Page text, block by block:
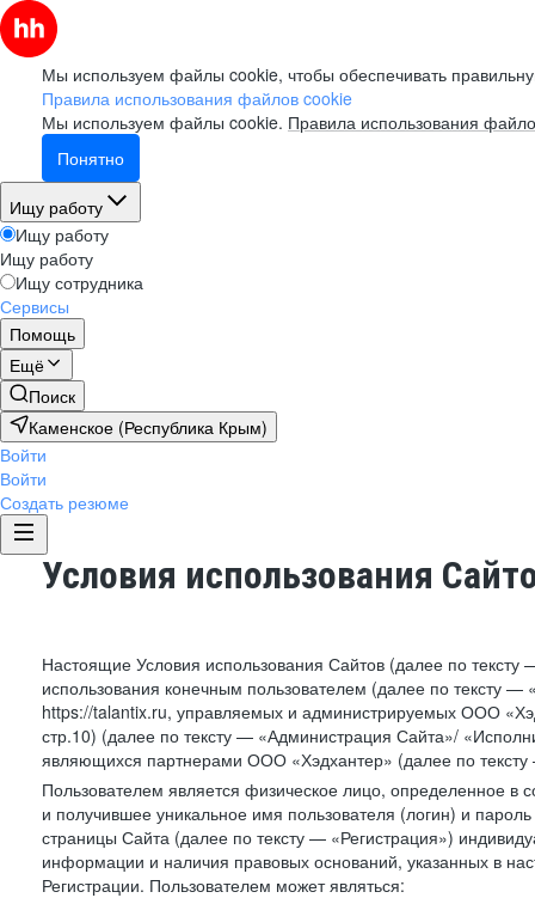
Мы используем файлы cookie, чтобы обеспечивать
Правила использования файлов cookie
Мы используем файлы cookie. Правила использования
Понятно
Ищу работу
Ищу работу
Ищу работу
Ищу сотрудника
Сервисы
Помощь
Ещё
Поиск
Каменское (Республика Крым)
Войти
Войти
Создать резюме
Условия использования
Настоящие Условия использования Сайтов (далее по
использования конечным пользователем (далее по тексту
https://talantix.ru, управляемых и администрируемых ООО
стр.10) (далее по тексту — «Администрация Сайта»/
являющихся партнерами ООО «Хэдхантер» (далее по
Пользователем является физическое лицо, определенное в
и получившее уникальное имя пользователя (логин) и
страницы Сайта (далее по тексту — «Регистрация»)
информации и наличия правовых оснований, указанных в
Регистрации. Пользователем может являться: